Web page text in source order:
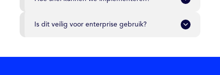
Is dit veilig voor enterprise gebruik?